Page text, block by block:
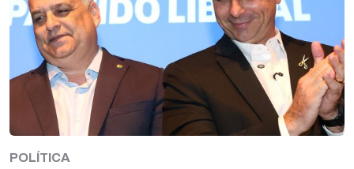
POLÍTICA